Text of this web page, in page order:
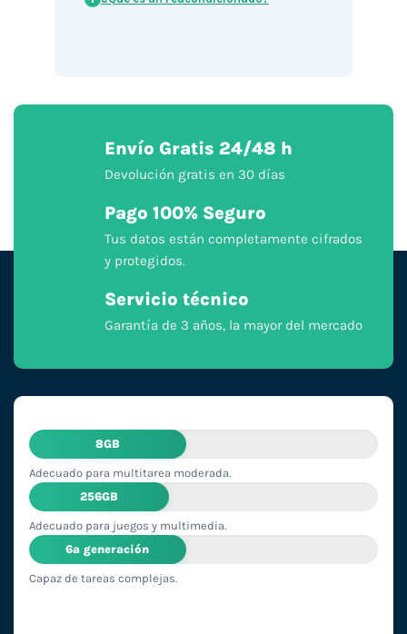
Envío Gratis 24/48 h
Devolución gratis en 30 días
Pago 100% Seguro
Tus datos están completamente cifrados
y protegidos.
Servicio técnico
Garantía de 3 años, la mayor del mercado
8GB
Adecuado para multitarea moderada.
256GB
Adecuado para juegos y multimedia.
6ª generación
Capaz de tareas complejas.